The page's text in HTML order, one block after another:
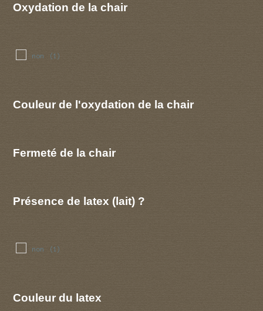
Oxydation de la chair
non (1)
Couleur de l'oxydation de la chair
Fermeté de la chair
Présence de latex (lait) ?
non (1)
Couleur du latex